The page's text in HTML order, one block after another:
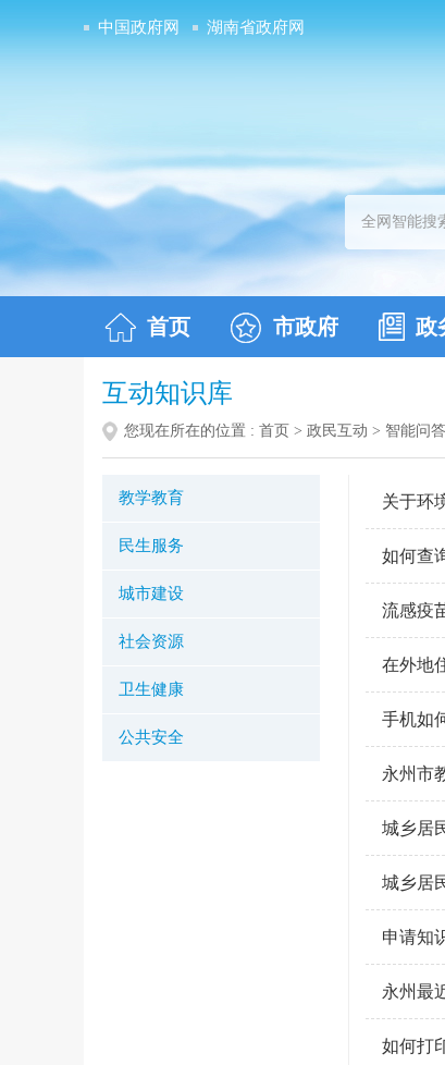
中国政府网 湖南省政府网
首页 市政府 政
互动知识库
您现在所在的位置 : 首页 > 政民互动 > 智能问答
教学教育
民生服务
城市建设
社会资源
卫生健康
公共安全
关于环
如何查
流感疫
在外地
手机如
永州市
城乡居
城乡居
申请知
永州最
如何打